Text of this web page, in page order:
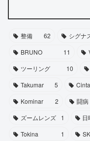
整備 62 シグナ
BRUNO
11
ツーリング
10
Takumar
5
Kominar
2 闘病
ズームレンズ
1 日
Tokina
1